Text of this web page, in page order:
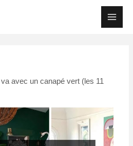
avec un canapé vert (les 11